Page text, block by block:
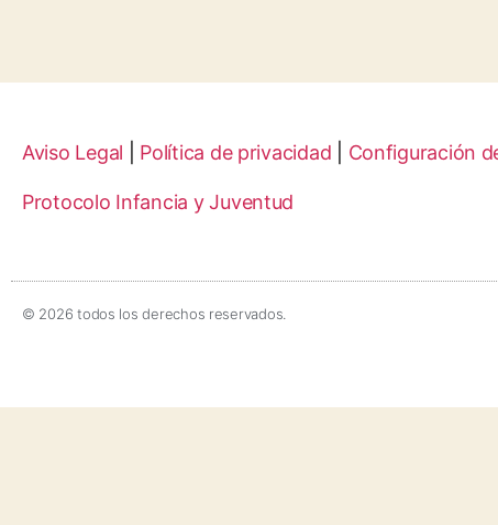
Aviso Legal Política de privacidad Configuración
Protocolo Infancia y Juventud
© 2026 todos los derechos reservados.